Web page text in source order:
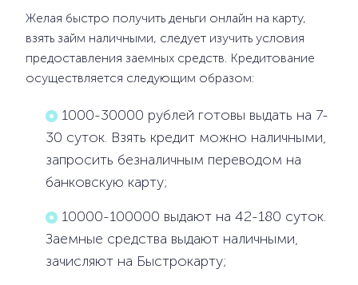
Желая быстро получить деньги онлайн на карту,
взять займ наличными, следует изучить условия
предоставления заемных средств. Кредитование
осуществляется следующим образом:
1000-30000 рублей готовы выдать на 7-
30 суток. Взять кредит можно наличными,
запросить безналичным переводом на
банковскую карту;
10000-100000 выдают на 42-180 суток.
Заемные средства выдают наличными,
зачисляют на Быстрокарту;